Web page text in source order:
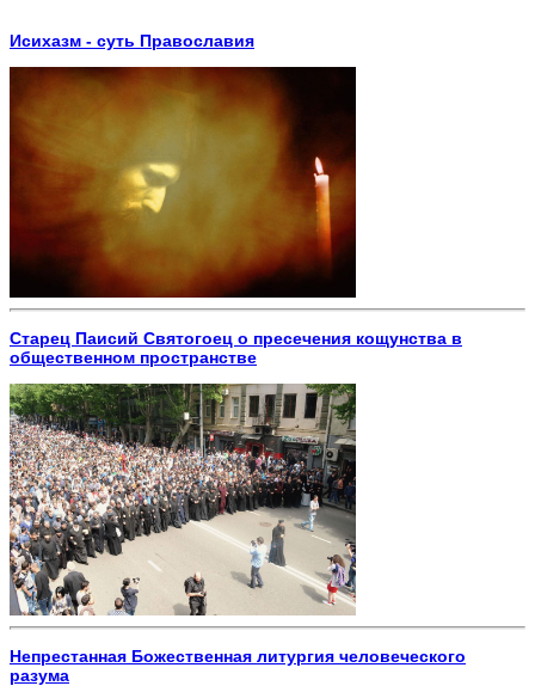
Исихазм - суть Православия
Старец Паисий Святогоец о пресечения кощунства в
общественном пространстве
Непрестанная Божественная литургия человеческого
разума